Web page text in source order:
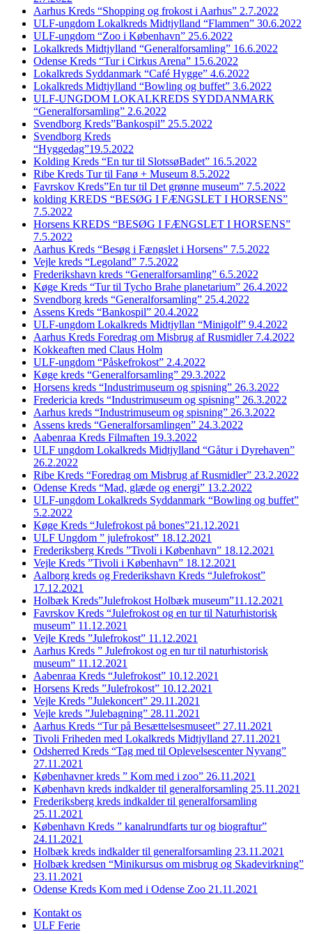
Aarhus Kreds “Shopping og frokost i Aarhus” 2.7.2022
ULF-ungdom Lokalkreds Midtjylland “Flammen” 30.6.2022
ULF-ungdom “Zoo i København” 25.6.2022
Lokalkreds Midtjylland “Generalforsamling” 16.6.2022
Odense Kreds “Tur i Cirkus Arena” 15.6.2022
Lokalkreds Syddanmark “Café Hygge” 4.6.2022
Lokalkreds Midtjylland “Bowling og buffet” 3.6.2022
ULF-UNGDOM LOKALKREDS SYDDANMARK
“Generalforsamling” 2.6.2022
Svendborg Kreds”Bankospil” 25.5.2022
Svendborg Kreds
“Hyggedag”19.5.2022
Kolding Kreds “En tur til SlotssøBadet” 16.5.2022
Ribe Kreds Tur til Fanø + Museum 8.5.2022
Favrskov Kreds”En tur til Det grønne museum” 7.5.2022
kolding KREDS “BESØG I FÆNGSLET I HORSENS”
7.5.2022
Horsens KREDS “BESØG I FÆNGSLET I HORSENS”
7.5.2022
Aarhus Kreds “Besøg i Fængslet i Horsens” 7.5.2022
Vejle kreds “Legoland” 7.5.2022
Frederikshavn kreds “Generalforsamling” 6.5.2022
Køge Kreds “Tur til Tycho Brahe planetarium” 26.4.2022
Svendborg kreds “Generalforsamling” 25.4.2022
Assens Kreds “Bankospil” 20.4.2022
ULF-ungdom Lokalkreds Midtjyllan “Minigolf” 9.4.2022
Aarhus Kreds Foredrag om Misbrug af Rusmidler 7.4.2022
Kokkeaften med Claus Holm
ULF-ungdom “Påskefrokost” 2.4.2022
Køge kreds “Generalforsamling” 29.3.2022
Horsens kreds “Industrimuseum og spisning” 26.3.2022
Fredericia kreds “Industrimuseum og spisning” 26.3.2022
Aarhus kreds “Industrimuseum og spisning” 26.3.2022
Assens kreds “Generalforsamlingen” 24.3.2022
Aabenraa Kreds Filmaften 19.3.2022
ULF ungdom Lokalkreds Midtjylland “Gåtur i Dyrehaven”
26.2.2022
Ribe Kreds “Foredrag om Misbrug af Rusmidler” 23.2.2022
Odense Kreds “Mad, glæde og energi” 13.2.2022
ULF-ungdom Lokalkreds Syddanmark “Bowling og buffet”
5.2.2022
Køge Kreds “Julefrokost på bones”21.12.2021
ULF Ungdom ” julefrokost” 18.12.2021
Frederiksberg Kreds ”Tivoli i København” 18.12.2021
Vejle Kreds ”Tivoli i København” 18.12.2021
Aalborg kreds og Frederikshavn Kreds “Julefrokost”
17.12.2021
Holbæk Kreds”Julefrokost Holbæk museum”11.12.2021
Favrskov Kreds “Julefrokost og en tur til Naturhistorisk
museum” 11.12.2021
Vejle Kreds ”Julefrokost” 11.12.2021
Aarhus Kreds ” Julefrokost og en tur til naturhistorisk
museum” 11.12.2021
Aabenraa Kreds “Julefrokost” 10.12.2021
Horsens Kreds ”Julefrokost” 10.12.2021
Vejle Kreds ”Julekoncert” 29.11.2021
Vejle kreds ”Julebagning” 28.11.2021
Aarhus Kreds “Tur på Besættelsesmuseet” 27.11.2021
Tivoli Friheden med Lokalkreds Midtjylland 27.11.2021
Odsherred Kreds “Tag med til Oplevelsescenter Nyvang”
27.11.2021
Københavner kreds ” Kom med i zoo” 26.11.2021
København kreds indkalder til generalforsamling 25.11.2021
Frederiksberg kreds indkalder til generalforsamling
25.11.2021
København Kreds ” kanalrundfarts tur og biograftur”
24.11.2021
Holbæk kreds indkalder til generalforsamling 23.11.2021
Holbæk kredsen “Minikursus om misbrug og Skadevirkning”
23.11.2021
Odense Kreds Kom med i Odense Zoo 21.11.2021
Kontakt os
ULF Ferie